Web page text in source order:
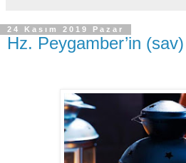
24 Kasım 2019 Pazar
Hz. Peygamber’in